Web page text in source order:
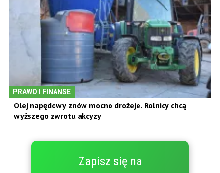
PRAWO I FINANSE
Olej napędowy znów mocno drożeje. Rolnicy chcą
wyższego zwrotu akcyzy
Zapisz się na